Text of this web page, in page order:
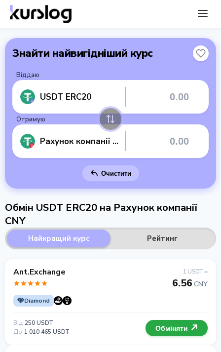
Знайти найвигідніший курс
Віддаю
USDT ERC20
Отримую
Рахунок компанії CNY
Очистити
Обмін USDT ERC20 на Рахунок компанії
CNY
Найкращий курс Рейтинг
Ant.Exchange
Diamond
1 USDT =
6.56 CNY
Від 250 USDT
До 1 010 465 USDT Обміняти